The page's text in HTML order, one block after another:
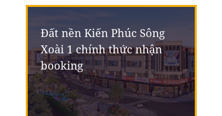
Đất nền Kiến Phúc Sông
Xoài 1 chính thức nhận
booking